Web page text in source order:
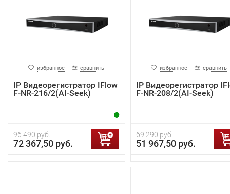
избранное сравнить
IP Видеорегистратор IFlow
F-NR-216/2(AI-Seek)
96 490 руб.
72 367,50 руб.
избранное сравнить
IP Видеорегистратор
F-NR-208/2(AI-Seek)
69 290 руб.
51 967,50 руб.